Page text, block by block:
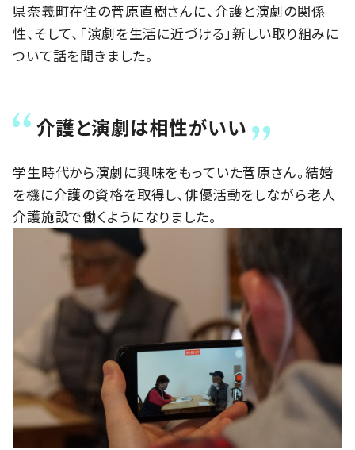
県奈義町在住の菅原直樹さんに、介護と演劇の関係
性、そして、「演劇を生活に近づける」新しい取り組みに
ついて話を聞きました。
介護と演劇は相性がいい
学生時代から演劇に興味をもっていた菅原さん。結婚
を機に介護の資格を取得し、俳優活動をしながら老人
介護施設で働くようになりました。